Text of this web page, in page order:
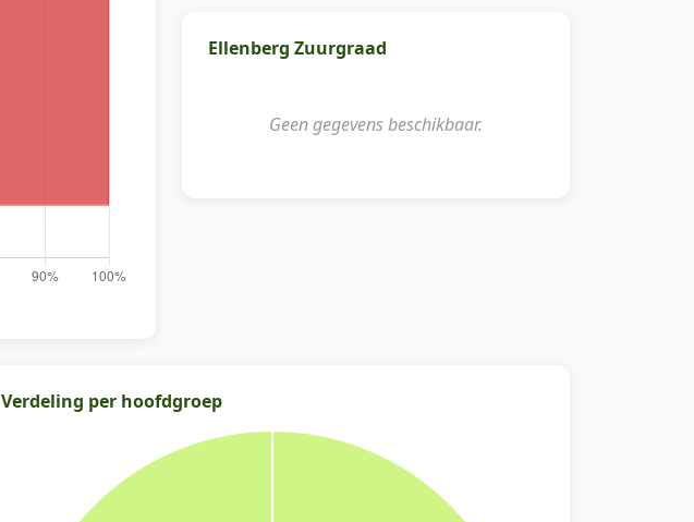
Ellenberg Zuurgraad
Geen gegevens beschikbaar.
Verdeling per hoofdgroep